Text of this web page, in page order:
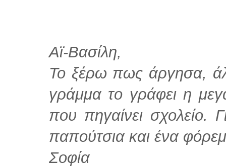
Αϊ-Βασίλη,
Το ξέρω πως άργησα,
γράμμα το γράφει η
που πηγαίνει σχολείο.
παπούτσια και ένα
Σοφία